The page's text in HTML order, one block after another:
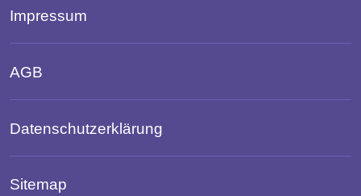
Impressum
AGB
Datenschutzerklärung
Sitemap